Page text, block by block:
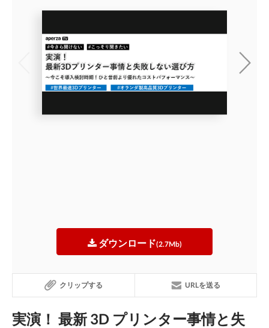
ダウンロード(2.7Mb)
クリップする URLを送る
実演！ 最新 3D プリンター事情と失